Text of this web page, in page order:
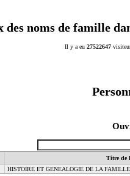
des noms de famille
Il y a eu 27522647
Titre de
HISTOIRE ET GENEALOGIE DE LA